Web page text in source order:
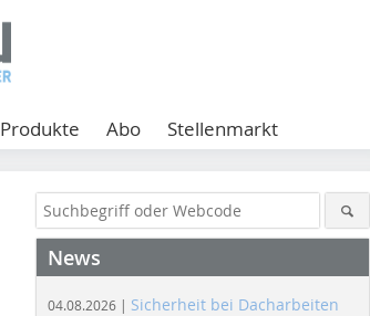
Produkte Abo Stellenmarkt
News
04.08.2026 | Sicherheit bei Dacharbeiten